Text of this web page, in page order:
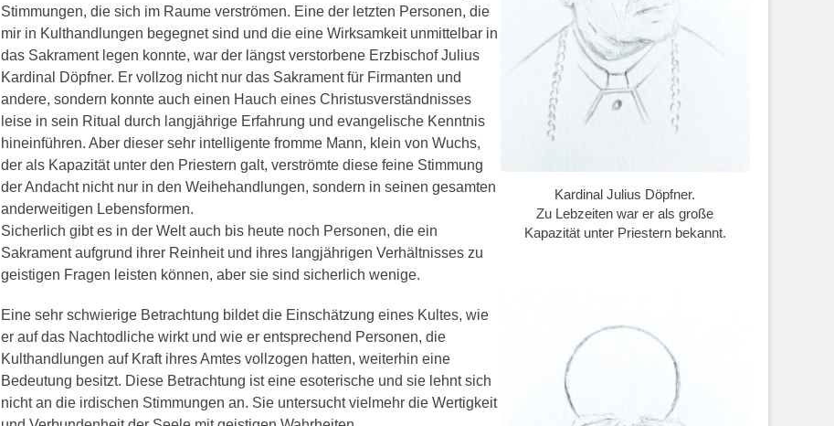
Stimmungen, die sich im Raume verströmen. Eine der letzten Personen, die
mir in Kulthandlungen begegnet sind und die eine Wirksamkeit unmittelbar in
das Sakrament legen konnte, war der längst verstorbene Erzbischof Julius
Kardinal Döpfner. Er vollzog nicht nur das Sakrament für Firmanten und
andere, sondern konnte auch einen Hauch eines Christusverständnisses
leise in sein Ritual durch langjährige Erfahrung und evangelische Kenntnis
hineinführen. Aber dieser sehr intelligente fromme Mann, klein von Wuchs,
der als Kapazität unter den Priestern galt, verströmte diese feine Stimmung
der Andacht nicht nur in den Weihehandlungen, sondern in seinen gesamten
anderweitigen Lebensformen.
Sicherlich gibt es in der Welt auch bis heute noch Personen, die ein
Sakrament aufgrund ihrer Reinheit und ihres langjährigen Verhältnisses zu
geistigen Fragen leisten können, aber sie sind sicherlich wenige.
Eine sehr schwierige Betrachtung bildet die Einschätzung eines Kultes, wie
er auf das Nachtodliche wirkt und wie er entsprechend Personen, die
Kulthandlungen auf Kraft ihres Amtes vollzogen hatten, weiterhin eine
Bedeutung besitzt. Diese Betrachtung ist eine esoterische und sie lehnt sich
nicht an die irdischen Stimmungen an. Sie untersucht vielmehr die Wertigkeit
Kardinal Julius Döpfner.
Zu Lebzeiten war er als große
Kapazität unter Priestern bekannt.